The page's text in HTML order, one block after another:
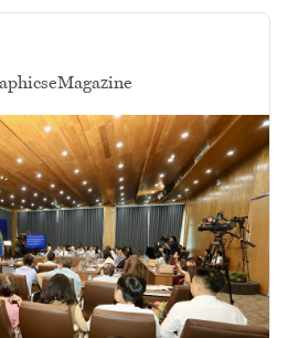
eMagazine